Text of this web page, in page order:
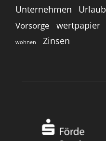
Unternehmen Urlaub
Vorsorge wertpapier
wohnen Zinsen